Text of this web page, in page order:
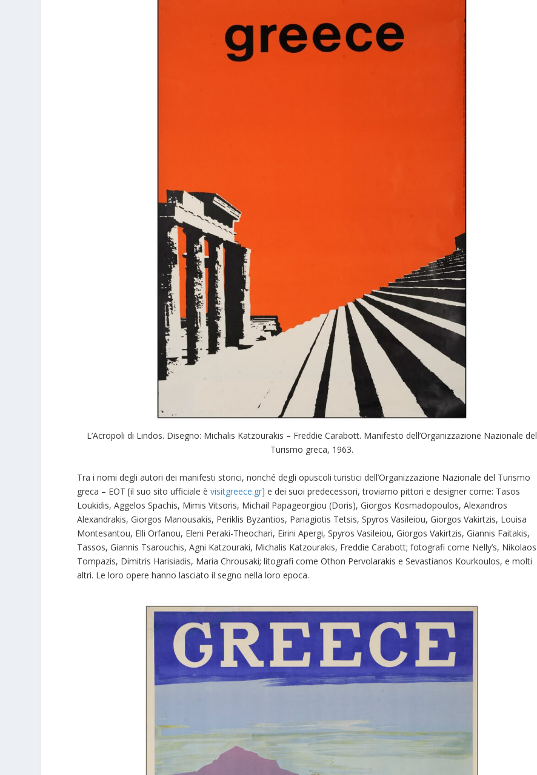
L’Acropoli di Lindos. Disegno: Michalis Katzourakis – Freddie Carabott. Manifesto dell’Organizzazione Nazionale del
Turismo greca, 1963.
Tra i nomi degli autori dei manifesti storici, nonché degli opuscoli turistici dell’Organizzazione Nazionale del Turismo
greca – EOT [il suo sito ufficiale èvisitgreece.gr] e dei suoi predecessori, troviamo pittori e designer come: Tasos
Loukidis, Aggelos Spachis, Mimis Vitsoris, Michail Papageorgiou (Doris), Giorgos Kosmadopoulos, Alexandros
Alexandrakis, Giorgos Manousakis, Periklis Byzantios, Panagiotis Tetsis, Spyros Vasileiou, Giorgos Vakirtzis, Louisa
Montesantou, Elli Orfanou, Eleni Peraki-Theochari, Eirini Apergi, Spyros Vasileiou, Giorgos Vakirtzis, Giannis Faitakis,
Tassos, Giannis Tsarouchis, Agni Katzouraki, Michalis Katzourakis, Freddie Carabott; fotografi come Nelly’s, Nikolaos
Tompazis, Dimitris Harisiadis, Maria Chrousaki; litografi come Othon Pervolarakis e Sevastianos Kourkoulos, e molti
altri. Le loro opere hanno lasciato il segno nella loro epoca.